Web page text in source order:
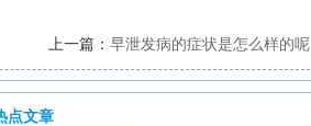
上一篇： 早泄发病的症状是怎么样的呢
点文章